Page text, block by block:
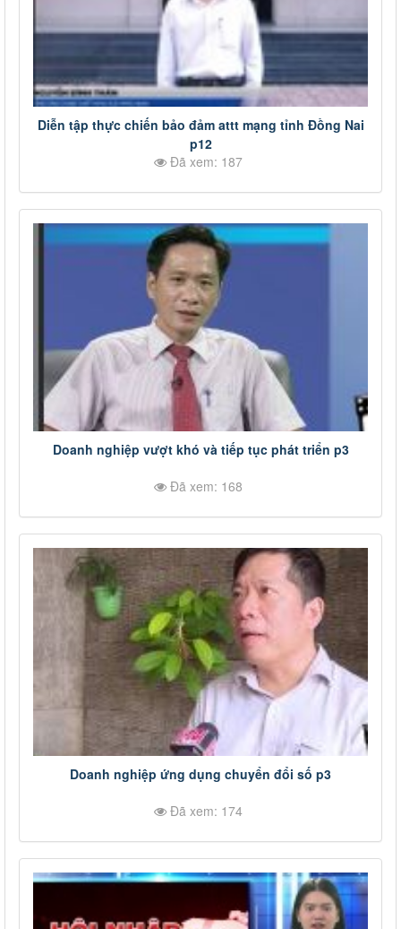
Diễn tập thực chiến bảo đảm attt mạng tỉnh Đồng Nai
p12
Đã xem: 187
Doanh nghiệp vượt khó và tiếp tục phát triển p3
Đã xem: 168
Doanh nghiệp ứng dụng chuyển đổi số p3
Đã xem: 174